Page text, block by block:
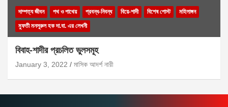
দাম্পত্য জীবন পথ ও পাথেয় প্রবন্ধ-নিবন্ধ বিয়ে-শাদী বিশেষ পোস্ট
মহিলাঙ্গন
মুফতী মনসূরুল হক দা.বা. এর লেখনী
বিবাহ-শাদীর প্রচলিত ভুলসমূহ
January 3, 2022 মাসিক আদর্শ নারী